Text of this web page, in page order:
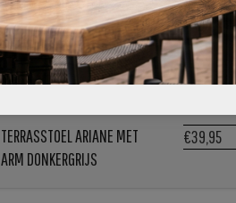
TERRASSTOEL ARIANE MET
ARM DONKERGRIJS
€39,95